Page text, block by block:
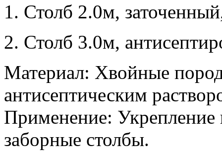
1. Столб 2.0м,
2. Столб 3.0м,
Материал: Хвойные
антисептическим
Применение: Укрепление
заборные столбы.